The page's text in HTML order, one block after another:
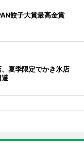
餃子大賞最高金賞
夏季限定でかき氷店